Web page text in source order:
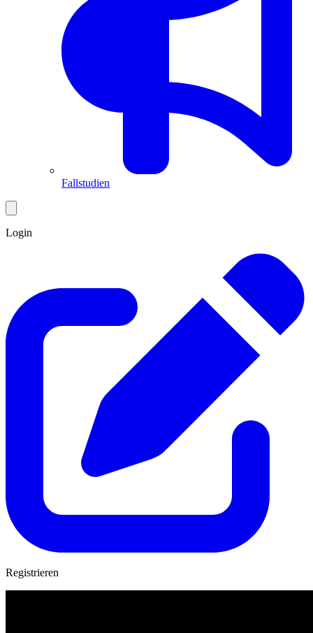
Fallstudien
Login
Registrieren